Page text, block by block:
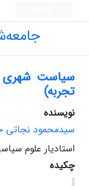
سیاست شهری
تجربه)
نویسنده
سیدمحمود نجاتی
استادیار علوم
چکیده